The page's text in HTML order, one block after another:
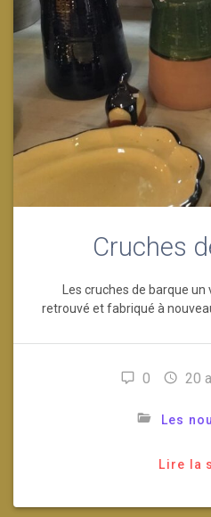
Cruches
Les cruches de barque
retrouvé et fabriqué à
0 20
Les
Lire la